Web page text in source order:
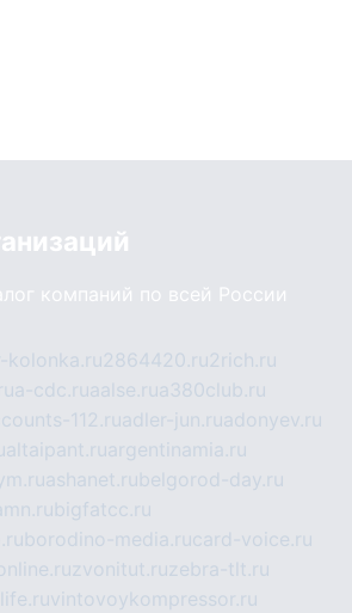
компаний по всей России
kolonka.ru2864420.ru2rich.ru
a-cdc.ruaalse.rua380club.ru
112.ruadler-jun.ruadonyev.ru
altaipant.ruargentinamia.ru
ashanet.rubelgorod-day.ru
bigfatcc.ru
borodino-media.rucard-voice.ru
zvonitut.ruzebra-tlt.ru
vintovoykompressor.ru